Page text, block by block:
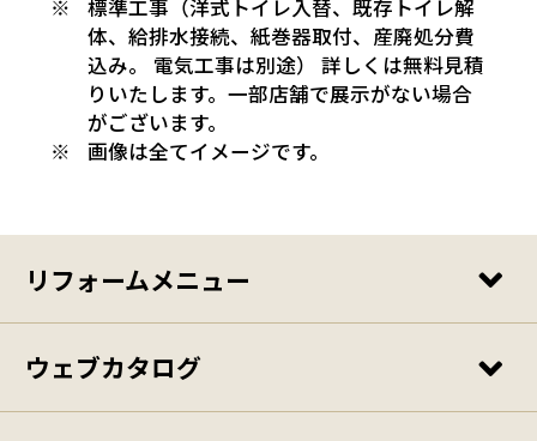
標準工事（洋式トイレ入替、既存トイレ解
体、給排水接続、紙巻器取付、産廃処分費
込み。 電気工事は別途） 詳しくは無料見積
りいたします。一部店舗で展示がない場合
がございます。
画像は全てイメージです。
リフォームメニュー
キッチンリフォーム
ウェブカタログ